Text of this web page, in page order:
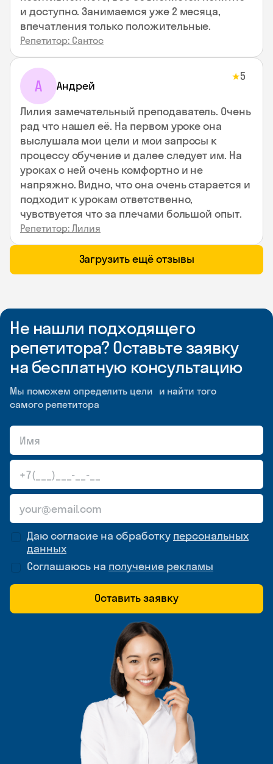
и доступно. Занимаемся уже 2 месяца,
впечатления только положительные.
Репетитор: Сантос
А Андрей
★5
Лилия замечательный преподаватель. Очень
рад что нашел её. На первом уроке она
выслушала мои цели и мои запросы к
процессу обучение и далее следует им. На
уроках с ней очень комфортно и не
напряжно. Видно, что она очень старается и
подходит к урокам ответственно,
чувствуется что за плечами большой опыт.
Репетитор: Лилия
Загрузить ещё отзывы
Не нашли подходящего
репетитора? Оставьте заявку
на бесплатную консультацию
Мы поможем определить цели и найти того
самого репетитора
Даю согласие на обработку персональных
данных
Соглашаюсь на получение рекламы
Оставить заявку